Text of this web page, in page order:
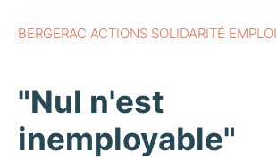
BERGERAC ACTIONS SOLIDARITÉ EMPLOI
"Nul n'est
inemployable"